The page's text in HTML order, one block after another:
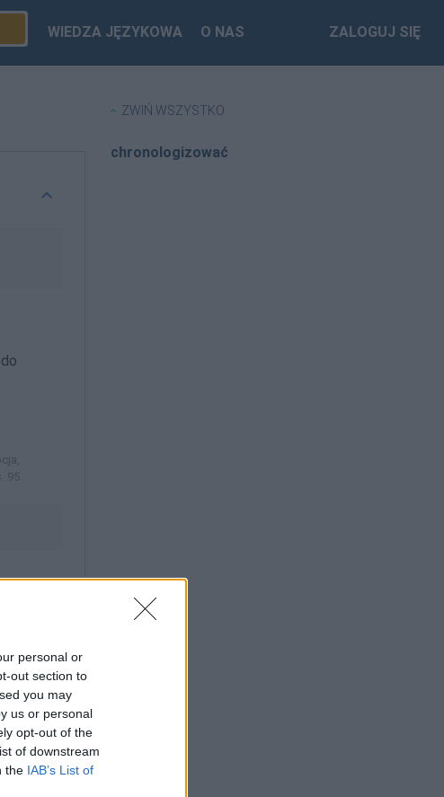
personal or
out section to
you may
us or personal
opt-out of the
of downstream
the IAB’s List of
WIEDZA JĘZYKOWA O NAS ZALOGUJ SIĘ
95
ZWIŃ WSZYSTKO
chronologizować